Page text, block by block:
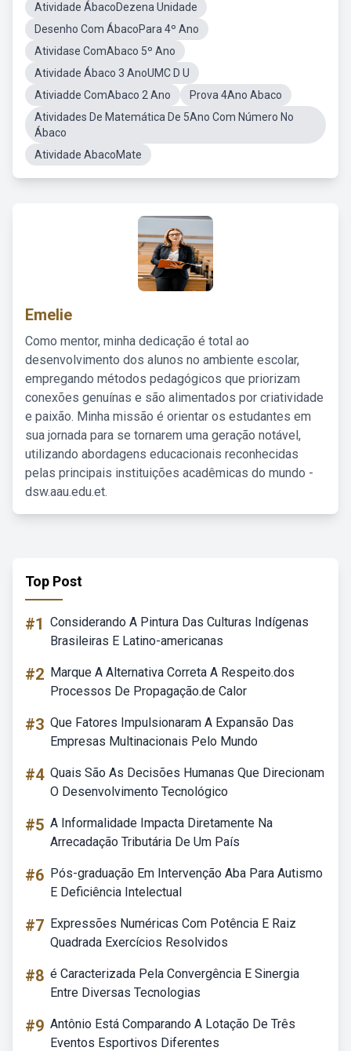
Atividade ÁbacoDezena Unidade
Desenho Com ÁbacoPara 4º Ano
Atividase ComAbaco 5º Ano
Atividade Ábaco 3 AnoUMC D U
Ativiadde ComAbaco 2 Ano
Prova 4Ano Abaco
Atividades De Matemática De 5Ano Com Número No
Ábaco
Atividade AbacoMate
Emelie
Como mentor, minha dedicação é total ao
desenvolvimento dos alunos no ambiente escolar,
empregando métodos pedagógicos que priorizam
conexões genuínas e são alimentados por criatividade
e paixão. Minha missão é orientar os estudantes em
sua jornada para se tornarem uma geração notável,
utilizando abordagens educacionais reconhecidas
pelas principais instituições acadêmicas do mundo -
dsw.aau.edu.et.
Top Post
#1 Considerando A Pintura Das Culturas Indígenas
Brasileiras E Latino-americanas
#2 Marque A Alternativa Correta A Respeito.dos
Processos De Propagação.de Calor
#3 Que Fatores Impulsionaram A Expansão Das
Empresas Multinacionais Pelo Mundo
#4 Quais São As Decisões Humanas Que Direcionam
O Desenvolvimento Tecnológico
#5 A Informalidade Impacta Diretamente Na
Arrecadação Tributária De Um País
#6 Pós-graduação Em Intervenção Aba Para Autismo
E Deficiência Intelectual
#7 Expressões Numéricas Com Potência E Raiz
Quadrada Exercícios Resolvidos
#8 é Caracterizada Pela Convergência E Sinergia
Entre Diversas Tecnologias
#9 Antônio Está Comparando A Lotação De Três
Eventos Esportivos Diferentes